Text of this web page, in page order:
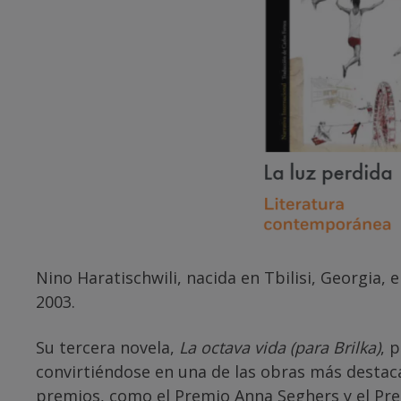
Nino Haratischwili, nacida en Tbilisi, Georgia,
2003.
Su tercera novela, La octava vida (para Brilka),
convirtiéndose en una de las obras más
premios, como el Premio Anna Seghers y el